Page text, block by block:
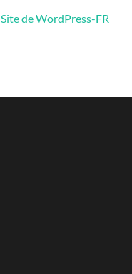
Site de WordPress-FR